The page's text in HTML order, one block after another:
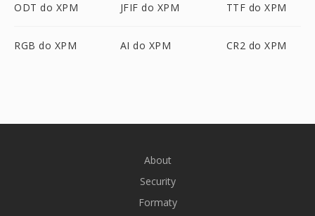
ODT do XPM JFIF do XPM TTF do XPM
RGB do XPM AI do XPM CR2 do XPM
About
Security
Formaty